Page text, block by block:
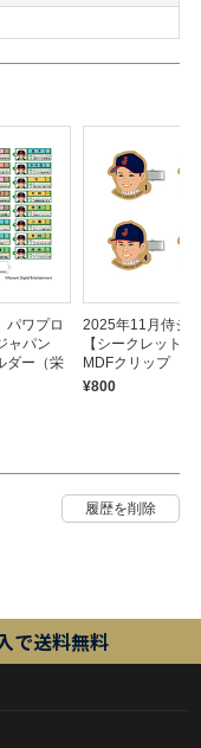
パワプロ
ャパン
ダー（栄
2025年11月侍
【シークレット
MDFクリップ
¥800
で送料無料